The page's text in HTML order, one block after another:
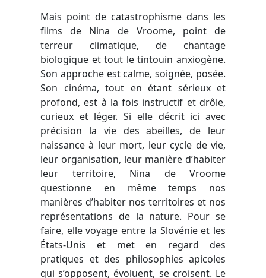
Mais point de catastrophisme dans les
films de Nina de Vroome, point de
terreur climatique, de chantage
biologique et tout le tintouin anxiogène.
Son approche est calme, soignée, posée.
Son cinéma, tout en étant sérieux et
profond, est à la fois instructif et drôle,
curieux et léger. Si elle décrit ici avec
précision la vie des abeilles, de leur
naissance à leur mort, leur cycle de vie,
leur organisation, leur manière d’habiter
leur territoire, Nina de Vroome
questionne en même temps nos
manières d’habiter nos territoires et nos
représentations de la nature. Pour se
faire, elle voyage entre la Slovénie et les
États-Unis et met en regard des
pratiques et des philosophies apicoles
qui s’opposent, évoluent, se croisent. Le